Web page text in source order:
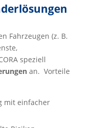
Fahrzeugen (z. B.
speziell
an. Vorteile
mit einfacher